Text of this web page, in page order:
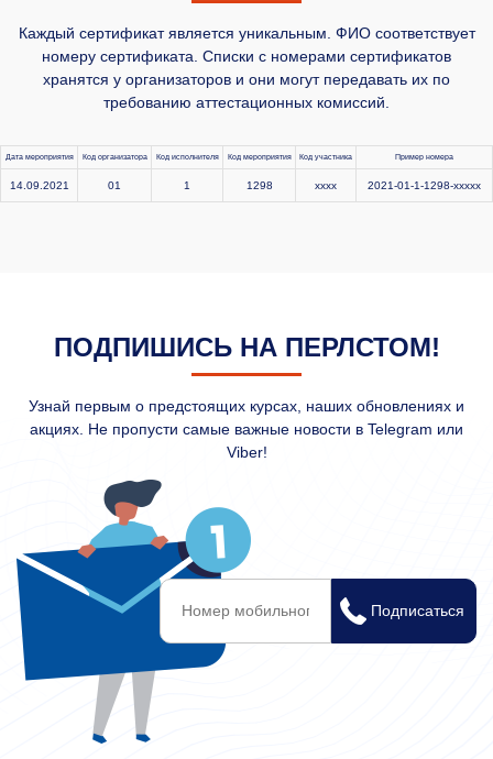
Каждый сертификат является уникальным. ФИО соответствует
номеру сертификата. Списки с номерами сертификатов
хранятся у организаторов и они могут передавать их по
требованию аттестационных комиссий.
Дата мероприятия Код организатора Код исполнителя Код мероприятия Код участника Пример номера
14.09.2021 01 1 1298 xxxx 2021-01-1-1298-xxxxx
ПОДПИШИСЬ НА ПЕРЛСТОМ!
Узнай первым о предстоящих курсах, наших обновлениях и
акциях. Не пропусти самые важные новости в Telegram или
Viber!